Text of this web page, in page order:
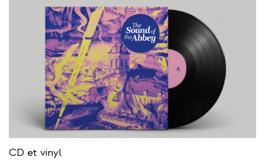
CD et vinyl